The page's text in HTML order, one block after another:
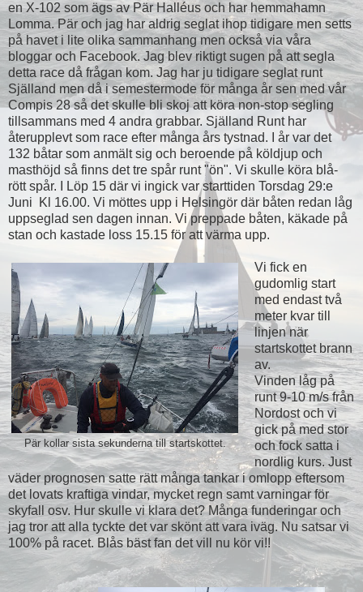
en X-102 som ägs av Pär Halléus och har hemmahamn
Lomma. Pär och jag har aldrig seglat ihop tidigare men setts
på havet i lite olika sammanhang men också via våra
bloggar och Facebook. Jag blev riktigt sugen på att segla
detta race då frågan kom. Jag har ju tidigare seglat runt
Själland men då i semestermode för många år sen med vår
Compis 28 så det skulle bli skoj att köra non-stop segling
tillsammans med 4 andra grabbar. Själland Runt har
återupplevt som race efter många års tystnad. I år var det
132 båtar som anmält sig och beroende på köldjup och
masthöjd så finns det tre spår runt "ön". Vi skulle köra blå-
rött spår. I Löp 15 där vi ingick var starttiden Torsdag 29:e
Juni Kl 16.00. Vi möttes upp i Helsingör där båten redan låg
uppseglad sen dagen innan. Vi preppade båten, käkade på
stan och kastade loss 15.15 för att värma upp.
Pär kollar sista sekunderna till startskottet.
Vi fick en
gudomlig start
med endast två
meter kvar till
linjen när
startskottet brann
av.
Vinden låg på
runt 9-10 m/s från
Nordost och vi
gick på med stor
och fock satta i
nordlig kurs. Just
väder prognosen satte rätt många tankar i omlopp eftersom
det lovats kraftiga vindar, mycket regn samt varningar för
skyfall osv. Hur skulle vi klara det? Många funderingar och
jag tror att alla tyckte det var skönt att vara iväg. Nu satsar vi
100% på racet. Blås bäst fan det vill nu kör vi!!